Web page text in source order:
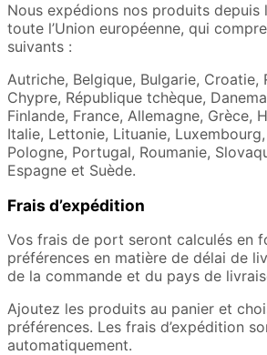
Nous expédions nos produits depuis
toute l’Union européenne, qui
suivants :
Autriche, Belgique, Bulgarie, Croatie,
Chypre, République tchèque,
Finlande, France, Allemagne, Grèce,
Italie, Lettonie, Lituanie,
Pologne, Portugal, Roumanie,
Espagne et Suède.
Frais d’expédition
Vos frais de port seront calculés en
préférences en matière de délai de
de la commande et du pays de
Ajoutez les produits au panier et
préférences. Les frais d’expédition
automatiquement.